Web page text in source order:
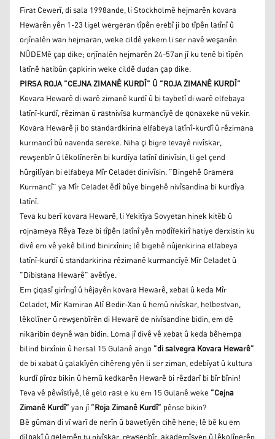
Firat Cewerî, di sala 1998ande, li Stockholmê hejmarên kovara
Hewarên yên 1-23 ligel wergeran tîpên erebî ji bo tîpên latînî û
orjînalên wan hejmaran, weke cildê yekem li ser navê weşanên
NÛDEMê çap dike; orjînalên hejmarên 24-57an jî ku tenê bi tîpên
latînê hatibûn çapkirin weke cildê dudan çap dike.
PIRSA ROJA ”CEJNA ZIMANÊ KURDÎ” Û ”ROJA ZIMANÊ KURDÎ”
Kovara Hewarê di warê zimanê kurdî û bi taybetî di warê elfebaya
latînî-kurdî, rêziman û rastnivîsa kurmancîyê de qonaxeke nû vekir.
Kovara Hewarê ji bo standardkirina elfabeya latînî-kurdî û rêzimana
kurmancî bû navenda sereke. Niha çi bigre tevayê nivîskar,
rewşenbîr û lêkolînerên bi kurdîya latînî dinivîsin, li gel çend
hûrgilîyan bi elfabeya Mîr Celadet dinivîsin. ”Bingehê Gramera
Kurmancî” ya Mîr Celadet êdî bûye bingehê nivîsandina bi kurdîya
latînî.
Teva ku berî kovara Hewarê, li Yekitîya Sovyetan hinek kitêb û
rojnameya Rêya Teze bi tîpên latînî yên modîfekirî hatiye derxistin ku
divê em vê yekê bilind binirxînin; lê bigehê nûjenkirina elfabeya
latînî-kurdî û standarkirina rêzimanê kurmancîyê Mîr Celadet û
”Dibistana Hewarê” avêtîye.
Em çiqasî girîngî û hêjayên kovara Hewarê, xebat û keda Mîr
Celadet, Mîr Kamiran Alî Bedir-Xan û hemû nivîskar, helbestvan,
lêkolîner û rewşenbîrên di Hewarê de nivîsandine bidin, em dê
nikaribin deynê wan bidin. Loma jî divê vê xebat û keda bêhempa
bilind birxînin û hersal 15 Gulanê ango ”di salvegra Kovara Hewarê”
de bi xabat û çalakîyên cihêreng yên li ser ziman, edebîyat û kultura
kurdî pîroz bikin û hemû kedkarên Hewarê bi rêzdarî bi bîr bînin!
Teva vê pêwîstîyê, lê gelo rast e ku em 15 Gulanê weke ”Cejna
Zimanê Kurdî”yan jî”Roja Zimanê Kurdî” pênse bikin?
Bê gûman di vî warî de nerîn û bawetîyên cihê hene; lê bê ku em